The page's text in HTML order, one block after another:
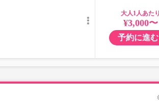
大人
¥3,000〜
予約に進む